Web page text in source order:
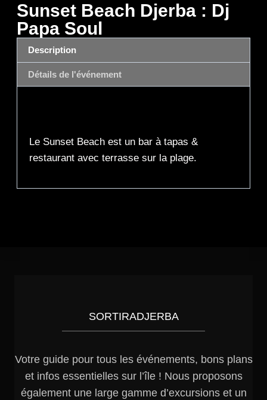
Sunset Beach Djerba : Dj
Papa Soul
Description
Détails de l'événement
Le Sunset Beach est un bar à tapas &
restaurant avec terrasse sur la plage.
SORTIRADJERBA
Votre guide pour tous les événements, bons plans
et infos essentielles sur l’île ! Nous proposons
également une large gamme d’excursions et un